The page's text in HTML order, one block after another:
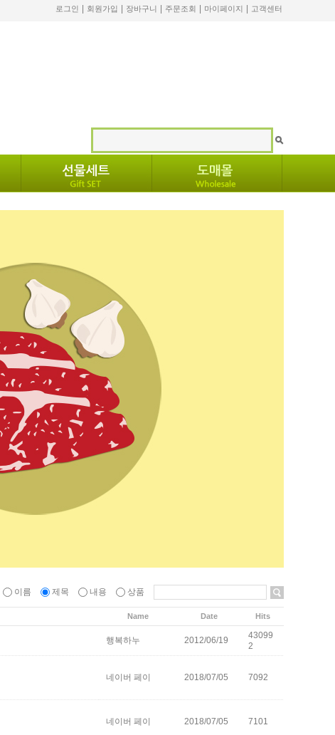
로그인 회원가입 장바구니 주문조회 마이페이지 고객센터
이름 제목 내용 상품
Name Date Hits
행복하누 2012/06/19
43099
2
네이버 페이 2018/07/05 7092
네이버 페이 2018/07/05 7101